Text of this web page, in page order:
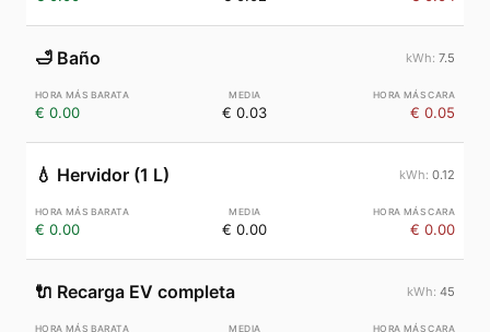
🛁 Baño 7.5
€ 0.00 € 0.03 € 0.05
💧 Hervidor (1 L) 0.12
€ 0.00 € 0.00 € 0.00
🔌 Recarga EV completa 45